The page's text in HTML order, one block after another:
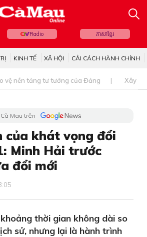
Radio ភាសាខ្មែរ
KINH TẾ XÃ HỘI CẢI CÁCH HÀNH CHÍNH
vệ nền tảng tư tưởng của Đảng Xây
Mau trên
của khát vọng đổi
Minh Hải trước
đổi mới
thời gian không dài so
sử, nhưng lại là hành trình